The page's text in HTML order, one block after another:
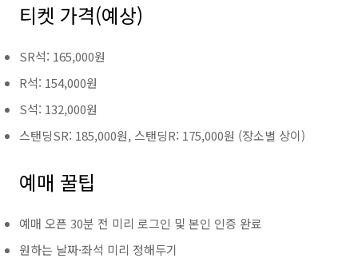
티켓 가격(예상)
SR석: 165,000원
R석: 154,000원
S석: 132,000원
스탠딩SR: 185,000원, 스탠딩R: 175,000원 (장소별 상이)
예매 꿀팁
예매 오픈 30분 전 미리 로그인 및 본인 인증 완료
원하는 날짜·좌석 미리 정해두기